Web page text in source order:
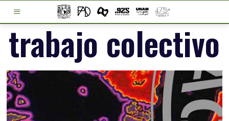
trabajo colectivo